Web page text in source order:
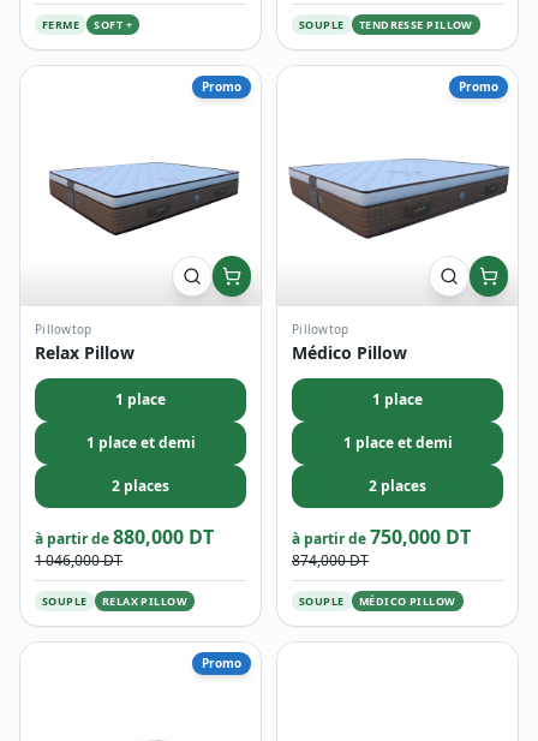
FERME SOFT + SOUPLE TENDRESSE PILLOW
Promo
Pillowtop
Relax Pillow
1 place
1 place et demi
2 places
à partir de880,000 DT
1 046,000 DT
SOUPLE RELAX PILLOW
Promo
Pillowtop
Médico Pillow
1 place
1 place et demi
2 places
à partir de750,000 DT
874,000 DT
SOUPLE MÉDICO PILLOW
Promo